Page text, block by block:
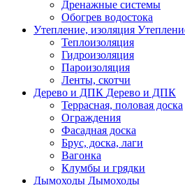
Дренажные системы
Обогрев водостока
Утепление, изоляция
Теплоизоляция
Гидроизоляция
Пароизоляция
Ленты, скотчи
Дерево и ДПК Дерево и ДПК
Террасная, половая доска
Ограждения
Фасадная доска
Брус, доска, лаги
Вагонка
Клумбы и грядки
Дымоходы Дымоходы